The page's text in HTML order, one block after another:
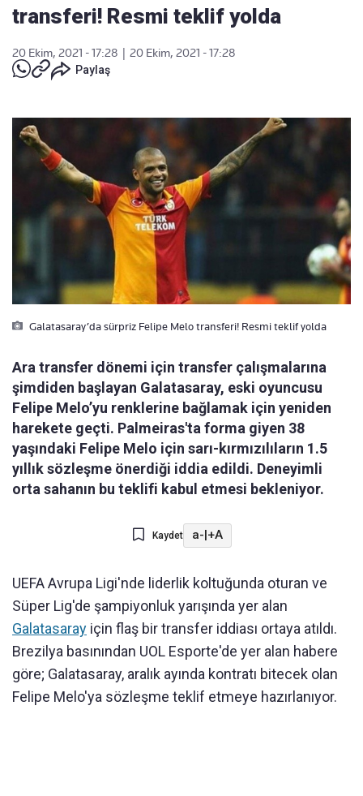
transferi! Resmi teklif yolda
20 Ekim, 2021 - 17:28
20 Ekim, 2021 - 17:28
Paylaş
Galatasaray’da sürpriz Felipe Melo transferi! Resmi teklif yolda
Ara transfer dönemi için transfer çalışmalarına
şimdiden başlayan Galatasaray, eski oyuncusu
Felipe Melo’yu renklerine bağlamak için yeniden
harekete geçti. Palmeiras'ta forma giyen 38
yaşındaki Felipe Melo için sarı-kırmızılıların 1.5
yıllık sözleşme önerdiği iddia edildi. Deneyimli
orta sahanın bu teklifi kabul etmesi bekleniyor.
Kaydet a- +A
UEFA Avrupa Ligi'nde liderlik koltuğunda oturan ve
Süper Lig'de şampiyonluk yarışında yer alan
Galatasaray için flaş bir transfer iddiası ortaya atıldı.
Brezilya basınından UOL Esporte'de yer alan habere
göre; Galatasaray, aralık ayında kontratı bitecek olan
Felipe Melo'ya sözleşme teklif etmeye hazırlanıyor.